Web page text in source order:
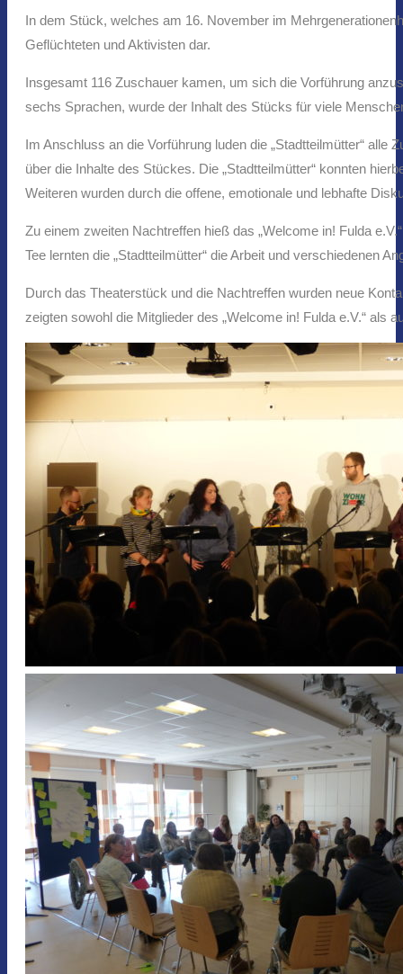
In dem Stück, welches am 16. November im
Geflüchteten und Aktivisten dar.
Insgesamt 116 Zuschauer kamen, um sich die Vorführung
sechs Sprachen, wurde der Inhalt des Stücks für viele
Im Anschluss an die Vorführung luden die „Stadtteilmütter“
über die Inhalte des Stückes. Die „Stadtteilmütter“ konnten
Weiteren wurden durch die offene, emotionale und lebhafte
Zu einem zweiten Nachtreffen hieß das „Welcome in! Fulda
Tee lernten die „Stadtteilmütter“ die Arbeit und verschiedenen
Durch das Theaterstück und die Nachtreffen wurden neue
zeigten sowohl die Mitglieder des „Welcome in! Fulda e.V.“ als